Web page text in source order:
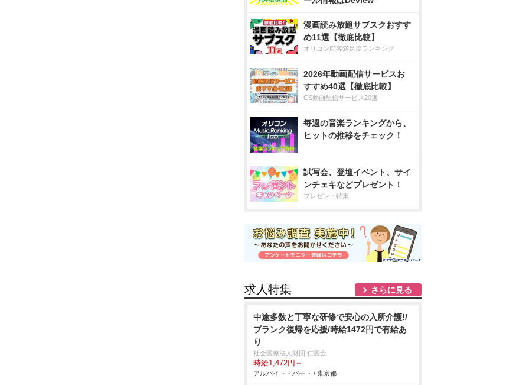
漫画読み放題サブスクおすす
め11選【徹底比較】
オリコン顧客満足度ランキング
2026年動画配信サービスお
すすめ40選【徹底比較】
CS動画配信サービス20選
毎週の音楽ランキングから、
ヒットの推移をチェック！
試写会、登壇イベント、サイ
ンチェキなどプレゼント！
プレゼント特集
求人特集 さらに見る
中途多数と丁寧な研修で安心の入所介護!/
ブランク復帰を応援/時給1472円で有給あ
り
社会医療法人財団 仁医会
時給1,472円～
アルバイト・パート / 東京都